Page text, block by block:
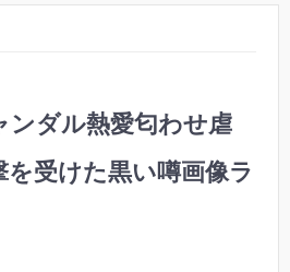
ンダル熱愛匂わせ虐
受けた黒い噂画像ラ